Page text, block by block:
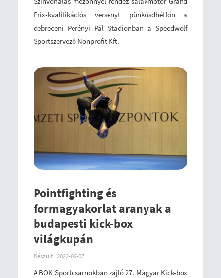
Prix-kvalifikációs versenyt pünkösdhétfőn a
debreceni Perényi Pál Stadionban a Speedwolf
Sportszervező Nonprofit Kft.
Pointfighting és
formagyakorlat aranyak a
budapesti kick-box
világkupán
Készült 2022-06-07
A BOK Sportcsarnokban zajló 27. Magyar Kick-box